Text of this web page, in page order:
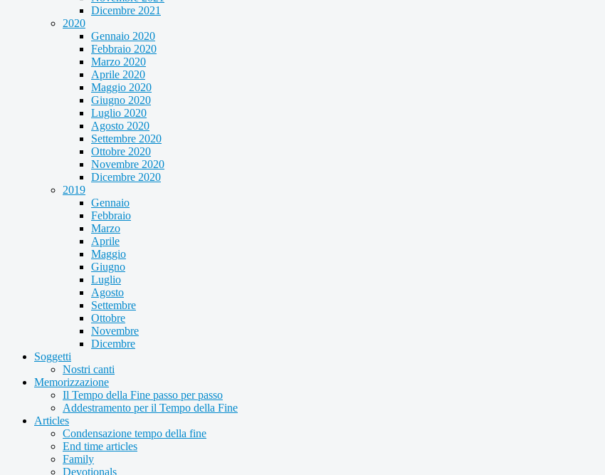
Dicembre 2021
2020
Gennaio 2020
Febbraio 2020
Marzo 2020
Aprile 2020
Maggio 2020
Giugno 2020
Luglio 2020
Agosto 2020
Settembre 2020
Ottobre 2020
Novembre 2020
Dicembre 2020
2019
Gennaio
Febbraio
Marzo
Aprile
Maggio
Giugno
Luglio
Agosto
Settembre
Ottobre
Novembre
Dicembre
Soggetti
Nostri canti
Memorizzazione
Il Tempo della Fine passo per passo
Addestramento per il Tempo della Fine
Articles
Condensazione tempo della fine
End time articles
Family
Devotionals